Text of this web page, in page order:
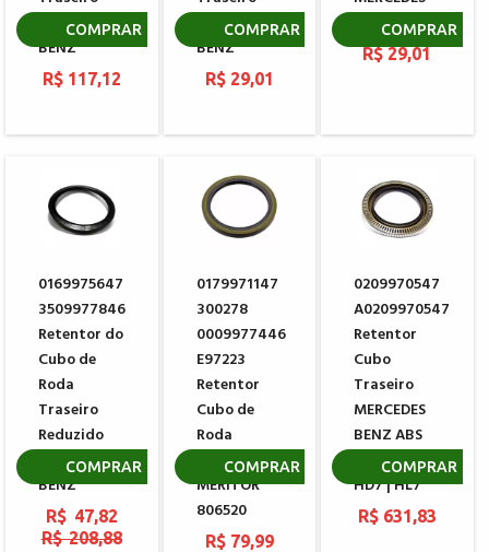
MERCEDES
BENZ
R$ 117,12
COMPRAR
MERCEDES
BENZ
R$ 29,01
COMPRAR
BENZ
R$ 29,01
COMPRAR
0169975647
3509977846
Retentor do
Cubo de
Roda
Traseiro
Reduzido
MERCEDES
BENZ
R$ 47,82
R$ 208,88
COMPRAR
0179971147
300278
0009977446
E97223
Retentor
Cubo de
Roda
Traseiro
MERITOR
806520
R$ 79,99
COMPRAR
0209970547
A0209970547
Retentor
Cubo
Traseiro
MERCEDES
BENZ ABS
100 Furos
HD7 | HL7
R$ 631,83
COMPRAR